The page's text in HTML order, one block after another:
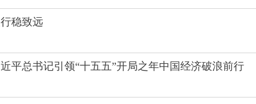
稳致远
总书记引领“十五五”开局之年中国经济破浪前行